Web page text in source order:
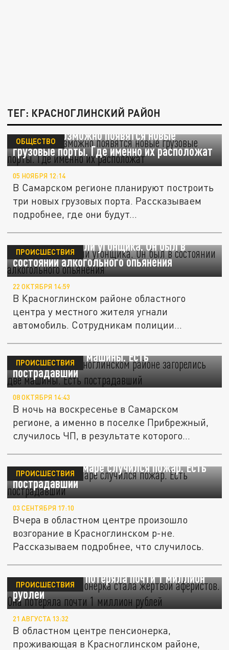
ТЕГ: КРАСНОГЛИНСКИЙ РАЙОН
В Самаре возможно появятся новые
грузовые порты. Где именно их расположат
ОБЩЕСТВО
05 НОЯБРЯ 12:14
В Самарском регионе планируют построить
три новых грузовых порта. Рассказываем
подробнее, где они будут...
В Самаре поймали угонщика. Он был в
состоянии алкогольного опьянения
ПРОИСШЕСТВИЯ
22 ОКТЯБРЯ 14:59
В Красноглинском районе областного
центра у местного жителя угнали
автомобиль. Сотрудникам полиции
8 октября в Красноглинском районе
загорелись две машины. Есть
пострадавший
ПРОИСШЕСТВИЯ
08 ОКТЯБРЯ 14:43
В ночь на воскресенье в Самарском
регионе, а именно в поселке Прибрежный,
случилось ЧП, в результате которого...
2 сентября в Самаре случился пожар. Есть
пострадавший
ПРОИСШЕСТВИЯ
03 СЕНТЯБРЯ 17:10
Вчера в областном центре произошло
возгорание в Красноглинском р-не.
Рассказываем подробнее, что случилось.
Самарская пенсионерка стала жертвой
аферистов. Она потеряла почти 1 миллион
рублей
ПРОИСШЕСТВИЯ
21 АВГУСТА 13:32
В областном центре пенсионерка,
проживающая в Красноглинском районе,